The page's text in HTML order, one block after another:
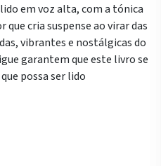
em voz alta, com a tónica
cria suspense ao virar das
vibrantes e nostálgicas do
garantem que este livro se
possa ser lido